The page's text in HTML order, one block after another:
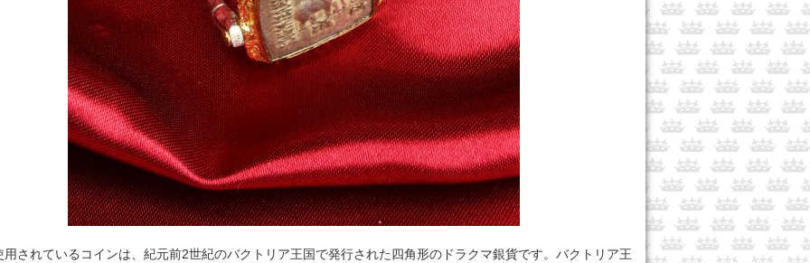
されているコインは、紀元前2世紀のバクトリア王国で発行された四角形のドラクマ銀貨です。バクトリア王